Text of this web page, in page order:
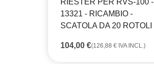
RIESTER PER RVS-100 -
13321 - RICAMBIO -
SCATOLA DA 20 ROTOLI
104,00 €(126,88 € IVA INCL.)